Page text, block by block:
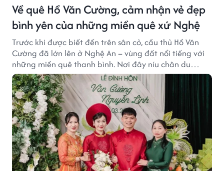
Về quê Hồ Văn Cường, cảm nhận vẻ đẹp
bình yên của những miền quê xứ Nghệ
Trước khi được biết đến trên sân cỏ, cầu thủ Hồ Văn
Cường đã lớn lên ở Nghệ An – vùng đất nổi tiếng với
những miền quê thanh bình. Nơi đây níu chân du
khách bằng cánh đồng xanh, làng quê yên ả và nhịp
sống chậm đầy bình yên.